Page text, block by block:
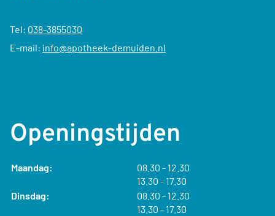
Tel: 038-3855030
E-mail: info@apotheek-demuiden.nl
Openingstijden
Maandag: 08.30 tot
- 12.30
13.30 tot
- 17.30
Dinsdag:
08.30 tot
- 12.30
13.30 tot
- 17.30